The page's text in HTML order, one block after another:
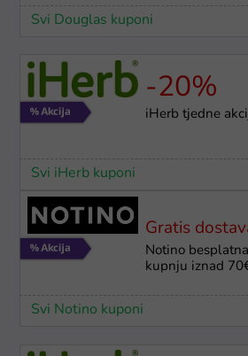
Svi Douglas kuponi
-20%
iHerb tjedne
Svi iHerb kuponi
Gratis
Notino
kupnju iznad
Svi Notino kuponi